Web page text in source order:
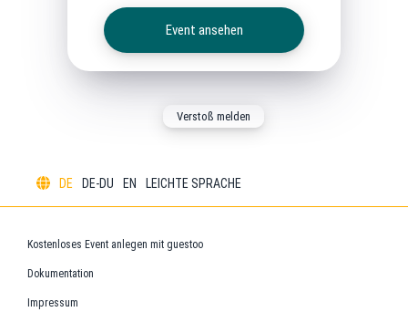
Event ansehen
Verstoß melden
DE DE-DU EN LEICHTE SPRACHE
Kostenloses Event anlegen mit guestoo
Dokumentation
Impressum